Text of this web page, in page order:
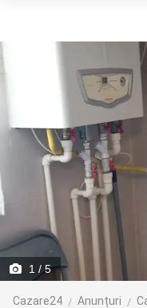
1 / 5
Cazare24 Anunțuri